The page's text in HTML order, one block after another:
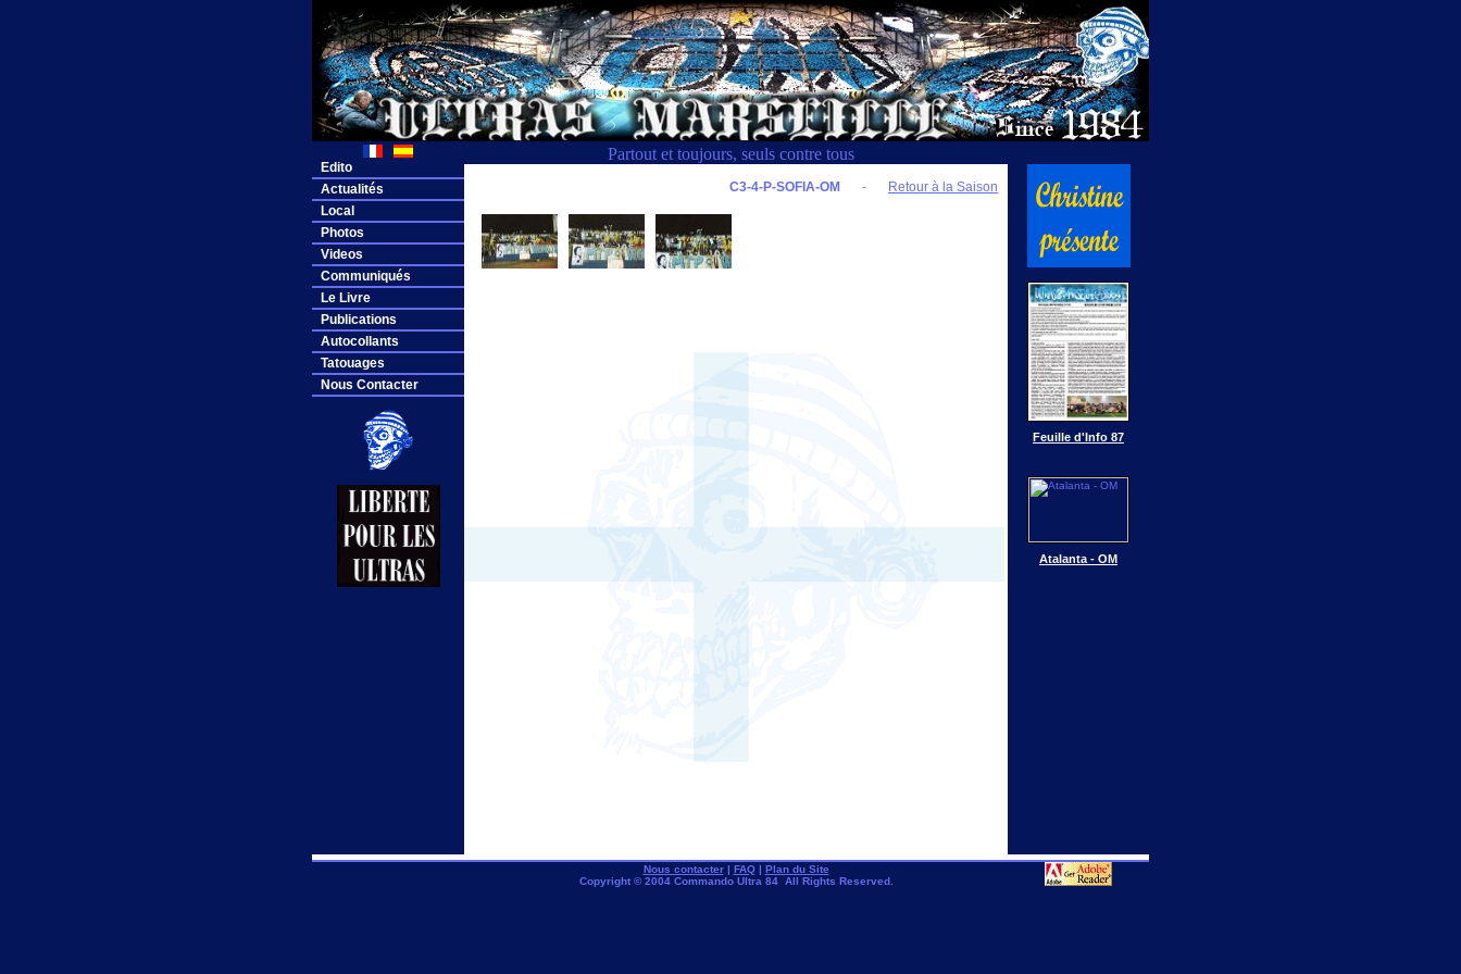
Partout et toujours, seuls contre tous
Edito
Actualités
Local
Photos
Videos
Communiqués
Le Livre
Publications
Autocollants
Tatouages
Nous Contacter
C3-4-P-SOFIA-OM - Retour à la Saison
Feuille d'Info 87
Atalanta - OM
Nous contacter| FAQ| Plan du Site
Copyright © 2004 Commando Ultra 84 All Rights Reserved.